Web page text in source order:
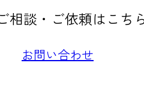
相談・ご依頼はこち
お問い合わせ